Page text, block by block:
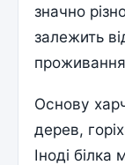
значно
залежить
Основу
дерев,
Іноді